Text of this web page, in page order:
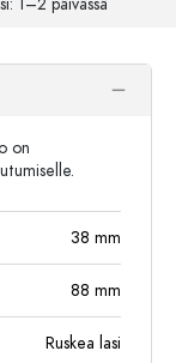
on
38 mm
88 mm
Ruskea lasi